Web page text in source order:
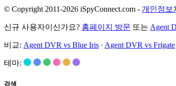
© Copyright 2011-2026 iSpyConnect.com - 개인정보
신규 사용자이신가요? 홈페이지 방문 또는 Agent
비교: Agent DVR vs Blue Iris · Agent DVR vs Frigate
테마:
검색